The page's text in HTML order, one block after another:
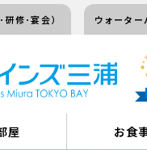
修･宴会） ウォーター
屋 お食